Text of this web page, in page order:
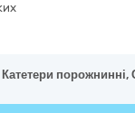
Катетери